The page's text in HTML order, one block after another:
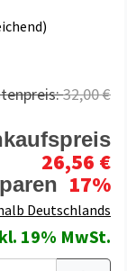
32,00 €
26,56 €
17%
Deutschlands
19% MwSt.